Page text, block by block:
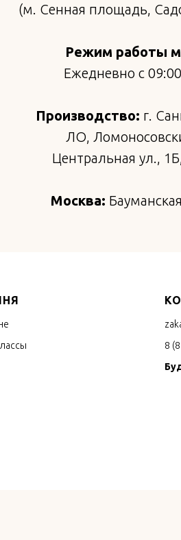
(м. Сенная площадь,
Режим работы
Ежедневно с
Производство: г.
ЛО,
Центральная ул.,
Москва:
8